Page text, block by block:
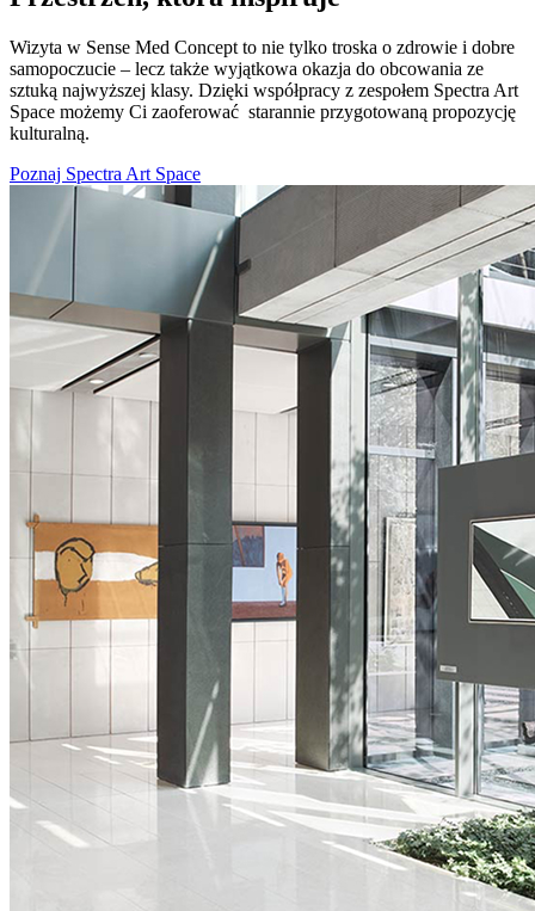
Wizyta w Sense Med Concept to nie tylko troska o zdrowie i dobre
samopoczucie – lecz także wyjątkowa okazja do obcowania ze
sztuką najwyższej klasy. Dzięki współpracy z zespołem Spectra Art
Space możemy Ci zaoferować starannie przygotowaną propozycję
kulturalną.
Poznaj Spectra Art Space